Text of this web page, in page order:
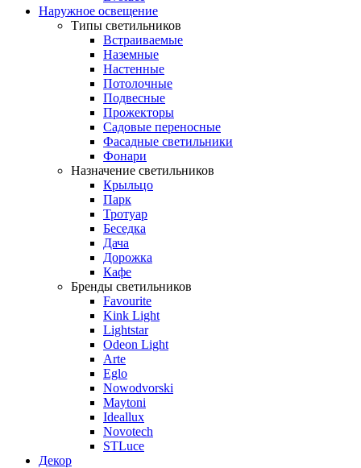
Наружное освещение
Типы светильников
Встраиваемые
Наземные
Настенные
Потолочные
Подвесные
Прожекторы
Садовые переносные
Фасадные светильники
Фонари
Назначение светильников
Крыльцо
Парк
Тротуар
Беседка
Дача
Дорожка
Кафе
Бренды светильников
Favourite
Kink Light
Lightstar
Odeon Light
Arte
Eglo
Nowodvorski
Maytoni
Ideallux
Novotech
STLuce
Декор